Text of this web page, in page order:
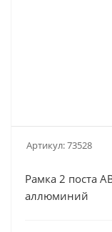
Артикул:73528
Рамка 2 поста
аллюминий